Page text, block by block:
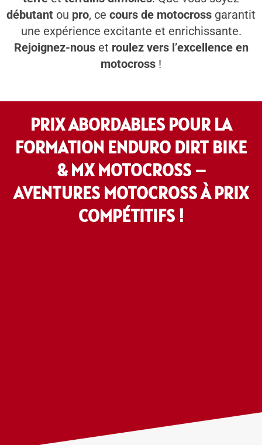
débutant ou pro, ce cours de motocross garantit
une expérience excitante et enrichissante.
Rejoignez-nouset roulez vers l’excellence en
motocross !
PRIX ABORDABLES POUR LA
FORMATION ENDURO DIRT BIKE
& MX MOTOCROSS –
AVENTURES MOTOCROSS À PRIX
COMPÉTITIFS !